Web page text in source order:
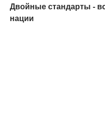
Двойные стандарты -
нации